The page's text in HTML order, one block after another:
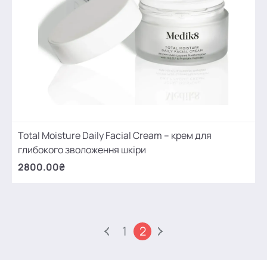
Total Moisture Daily Facial Cream – крем для
глибокого зволоження шкіри
2800.00₴
1 2